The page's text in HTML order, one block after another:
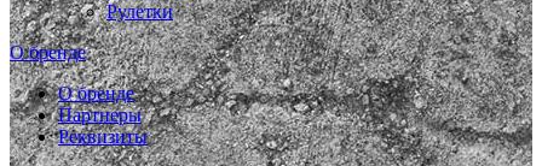
Рулетки
О бренде
О бренде
Партнеры
Реквизиты